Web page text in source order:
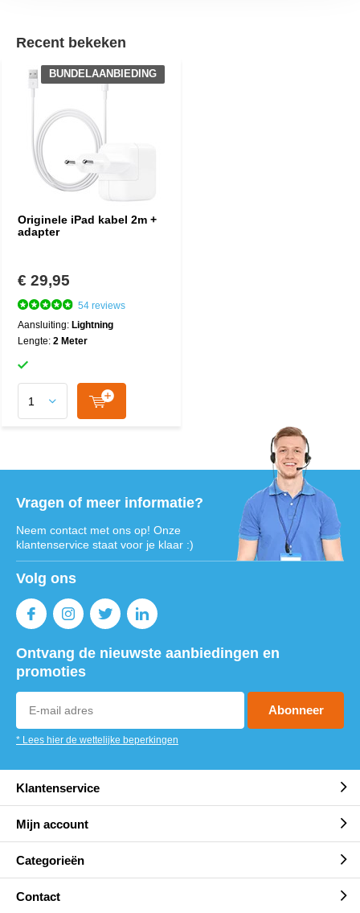
Recent bekeken
Originele iPad kabel 2m +
adapter
BUNDELAANBIEDING
€ 29,95
54 reviews
Aansluiting: Lightning
Lengte: 2 Meter
Vragen of meer informatie?
Neem contact met ons op! Onze
klantenservice staat voor je klaar :)
Volg ons
Ontvang de nieuwste aanbiedingen en
promoties
Abonneer
* Lees hier de wettelijke beperkingen
Klantenservice
Mijn account
Categorieën
Contact